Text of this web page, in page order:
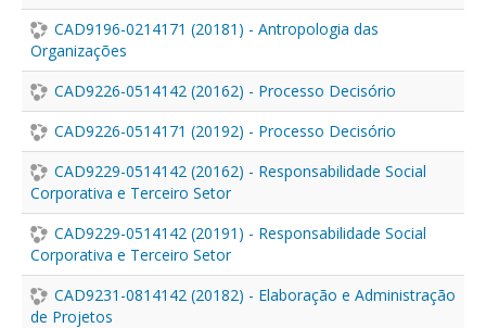
CAD9196-0214171 (20181) - Antropologia das
Organizações
CAD9226-0514142 (20162) - Processo Decisório
CAD9226-0514171 (20192) - Processo Decisório
CAD9229-0514142 (20162) - Responsabilidade Social
Corporativa e Terceiro Setor
CAD9229-0514142 (20191) - Responsabilidade Social
Corporativa e Terceiro Setor
CAD9231-0814142 (20182) - Elaboração e Administração
de Projetos